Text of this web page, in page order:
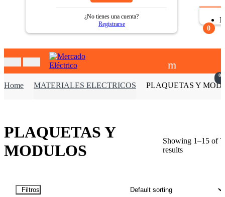
¿No tienes una cuenta?
Registrarse
0
0
Home MATERIALES ELECTRICOS PLAQUETAS Y
PLAQUETAS Y
MODULOS
Showing 1–15 of
results
Filtros